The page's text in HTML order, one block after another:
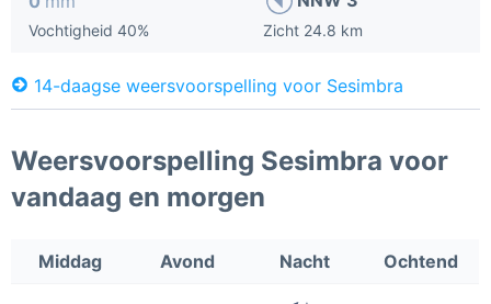
Vochtigheid 40% Zicht 24.8 km
14-daagse weersvoorspelling voor Sesimbra
Weersvoorspelling Sesimbra voor
vandaag en morgen
Middag Avond Nacht Ochtend